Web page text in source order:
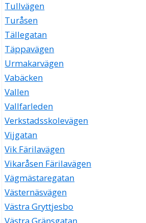
Tullvägen
Turåsen
Tällegatan
Täppavägen
Urmakarvägen
Vabäcken
Vallen
Vallfarleden
Verkstadsskolevägen
Vijgatan
Vik Färilavägen
Vikaråsen Färilavägen
Vägmästaregatan
Västernäsvägen
Västra Gryttjesbo